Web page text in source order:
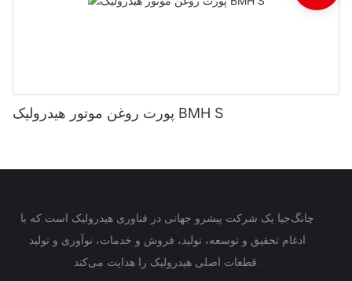
پورت روغن موتور هیدرولیک BMH S
چانگ‌جیا یک شرکت پیشرو جهانی در فناوری هیدرولیک است که با
ادغام تحقیق و توسعه، تولید، فروش و خدمات، نوآوری و تولید